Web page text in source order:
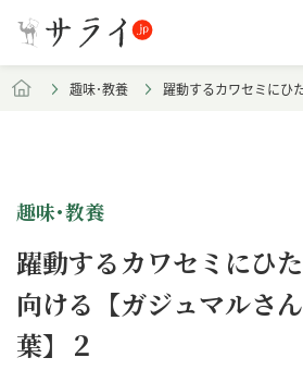
趣味･教養 躍動するカワセミにひ
趣味･教養
躍動するカワセミにひ
向ける【ガジュマルさ
葉】２